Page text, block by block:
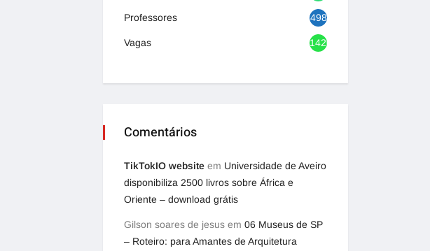
Professores 498
Vagas 1420
Comentários
TikTokIO website em Universidade de Aveiro
disponibiliza 2500 livros sobre África e
Oriente – download grátis
Gilson soares de jesus em 06 Museus de SP
– Roteiro: para Amantes de Arquitetura